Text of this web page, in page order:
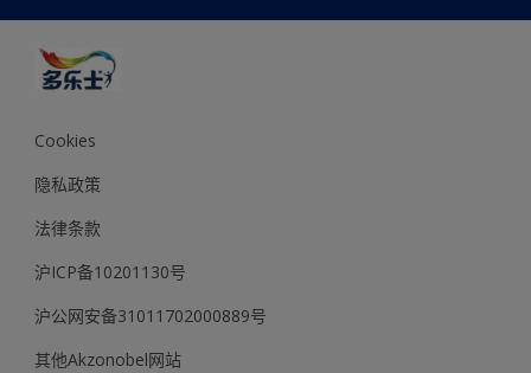
绿色工厂
抖音官方旗舰店
创意灵感
装修建议
可持续发展
多乐士2025年度色彩 - 金盏黄
颜色准确性
Cookies
隐私政策
法律条款
沪ICP备10201130号
沪公网安备31011702000889号
其他Akzonobel网站